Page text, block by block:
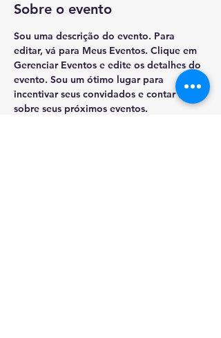
Sobre o evento
Sou uma descrição do evento. Para
editar, vá para Meus Eventos. Clique em
Gerenciar Eventos e edite os detalhes do
evento. Sou um ótimo lugar para
incentivar seus convidados e contar mais
sobre seus próximos eventos.